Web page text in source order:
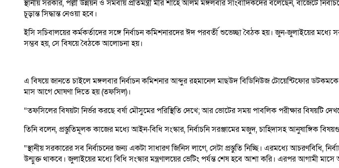
স্থানীয় সরকার, পল্লী উন্নয়ন ও সমবায় প্রতিমন্ত্রী মীর শাহে আলম মঙ্গলবার সাংবাদিকদের বলেছেন, বাজেটে
চূড়ান্ত সিদ্ধান্ত নেওয়া হবে।
ইসি সচিবালয়ের কর্মকর্তাদের সঙ্গে নির্বাচন কমিশনারদের ঈদ পরবর্তী শুভেচ্ছা বৈঠক হয়। জুন-জুলাইয়ের মধ্যে
সম্ভব হয়, সে বিষয়ে বৈঠকে আলোচনা হয়।
এ বিষয়ে জানতে চাইলে মঙ্গলবার নির্বাচন কমিশনার আব্দুর রহমানেল মাছউদ বিডিনিউজ টোয়েন্টিফোর
মাস আগে ঘোষণা দিতে হয় (তফসিল)।
“তফসিলের বিষয়টা নির্ভর করছে বর্ষা মৌসুমের পরিস্থিতি দেখে; আর ভোটের সময় পাবলিক পরীক্ষার বিষয়টি
তিনি বলেন, প্রস্তুতিমূলক কাজের মধ্যে আইন-বিধি সংস্কার, নির্বাচনি সরঞ্জামের মজুদ, চাহিদাসহ আনুষাঙ্গিক
“স্থানীয় সরকারের সব নির্বাচনের জন্য একটা সাধারণ জিনিস লাগে, সেটা প্রস্তুতি নিচ্ছি। এরমধ্যে আচরণবিধি,
উন্মুক্ত থাকবে। জুলাইয়ের মধ্যে বিধি সংস্কার মন্ত্রণালয়ের ভেটিং পর্যন্ত শেষ হবে আশা করি। এরপর আগামী মাসে